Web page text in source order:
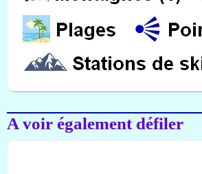
A voir également défiler